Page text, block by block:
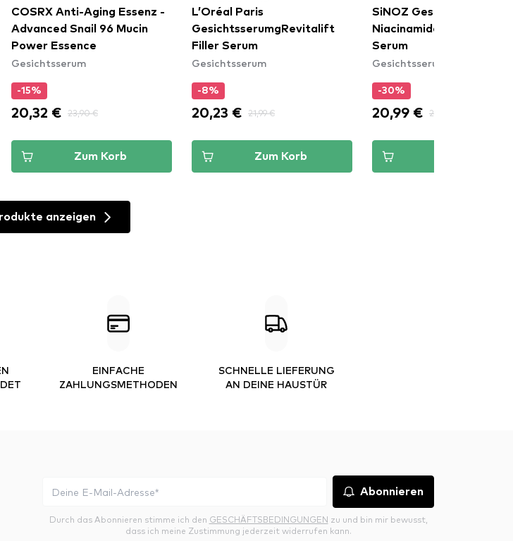
COSRX Anti-Aging Essenz -
Advanced Snail 96 Mucin
Power Essence
Gesichtsserum
-15%
20,32 € 23,90 €
Zum Korb
L’Oréal Paris
GesichtsserumgRevitalift
Filler Serum
Gesichtsserum
-8%
20,23 € 21,99 €
Zum Korb
SiNOZ Gesichtsserum
Niacinamide Pore
Serum
Gesichtsserum
-30%
20,99 € 29,99 €
anzeigen
EINFACHE
ZAHLUNGSMETHODEN
SCHNELLE LIEFERUNG
AN DEINE HAUSTÜR
Abonnieren
Durch das Abonnieren stimme ich den GESCHÄFTSBEDINGUNGEN zu und bin mir bewusst,
dass ich meine Zustimmung jederzeit widerrufen kann.